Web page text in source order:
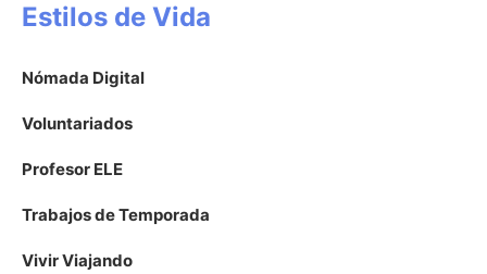
Estilos de Vida
Nómada Digital
Voluntariados
Profesor ELE
Trabajos de Temporada
Vivir Viajando